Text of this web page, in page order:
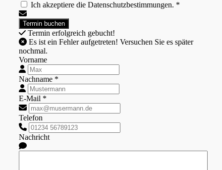
Ich akzeptiere die Datenschutzbestimmungen. *
Termin erfolgreich gebucht!
nochmal.
Vorname
Nachname *
E-Mail *
Telefon
Nachricht